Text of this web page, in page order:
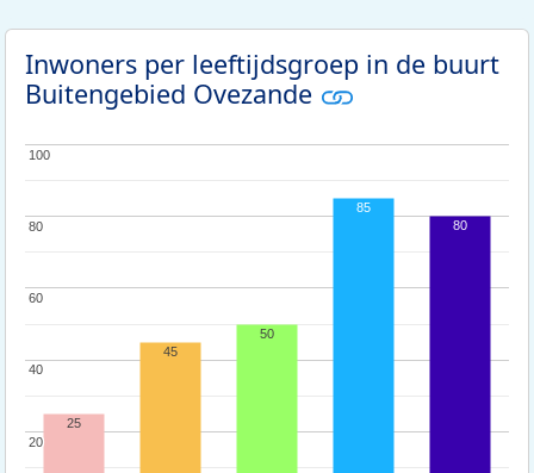
Inwoners per leeftijdsgroep in de buurt
Buitengebied Ovezande
20
20
40
40
60
60
80
80
100
100
25
45
50
85
80